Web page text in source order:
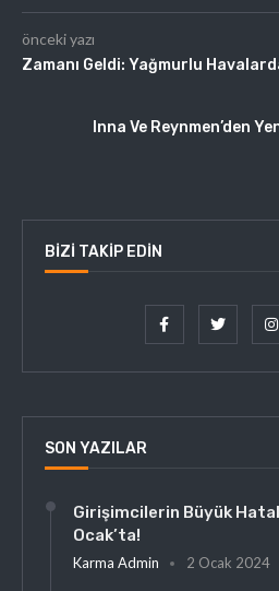
önceki yazı
Zamanı Geldi: Yağmurlu
Inna Ve Reynmen’den
BIZI TAKIP EDIN
SON YAZILAR
Girişimcilerin Büyük
Ocak’ta!
Karma Admin 2 Ocak 2024